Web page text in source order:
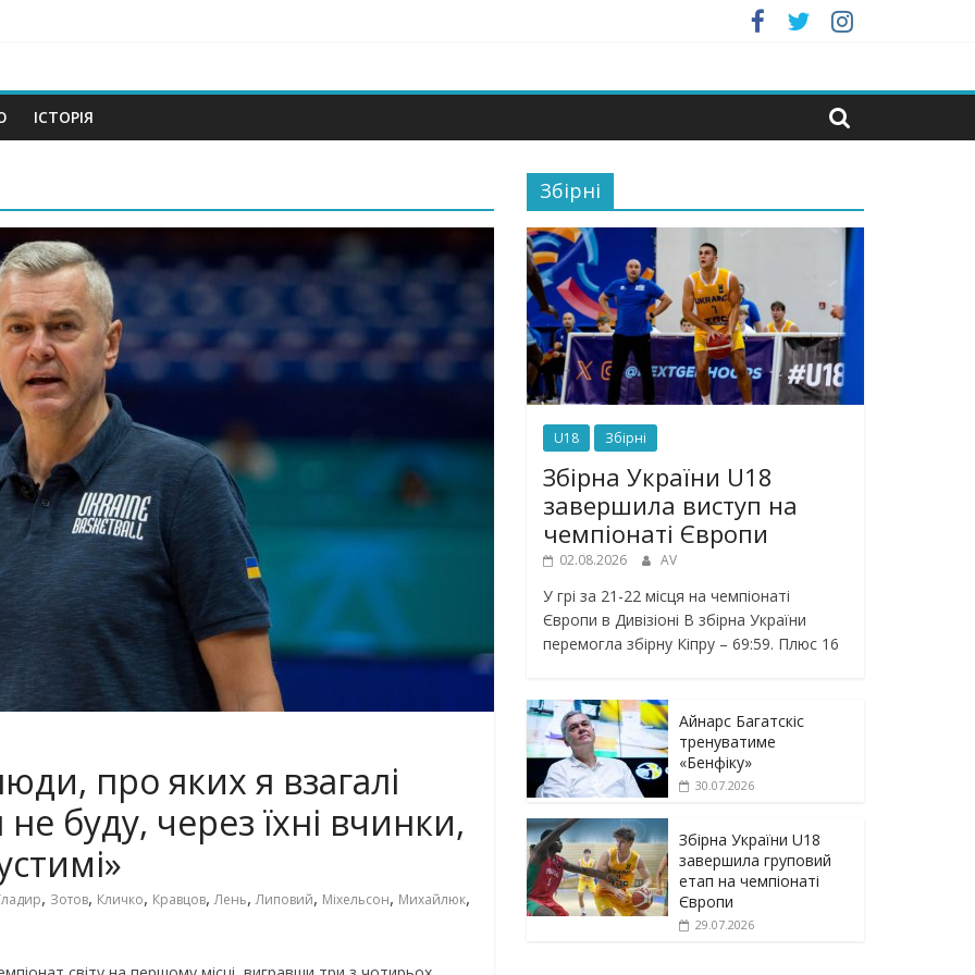
ІСТОРІЯ
про яких я взагалі
не буду, через їхні вчинки,
, Зотов, Кличко, Кравцов,Лень,Липовий, Міхельсон, Михайлюк,
Збірні
U18 Збірні
Збірна України U18
завершила виступ на
чемпіонаті Європи
02.08.2026 AV
У грі за 21-22 місця на чемпіонаті
Європи в Дивізіоні В збірна України
перемогла збірну Кіпру – 69:59. Плюс 16
Айнарс Багатскіс
тренуватиме
«Бенфіку»
30.07.2026
Збірна України U18
завершила груповий
етап на чемпіонаті
Європи
29.07.2026